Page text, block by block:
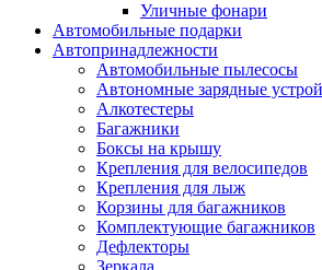
Уличные фонари
Автомобильные подарки
Автопринадлежности
Автомобильные пылесосы
Автономные зарядные
Алкотестеры
Багажники
Боксы на крышу
Крепления для велосипедов
Крепления для лыж
Корзины для багажников
Комплектующие багажников
Дефлекторы
Зеркала